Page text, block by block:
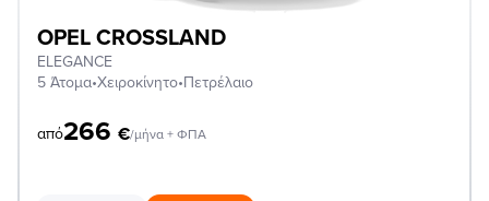
OPEL CROSSLAND
ELEGANCE
5 Άτομα•Χειροκίνητο•Πετρέλαιο
από266 €/μήνα + ΦΠΑ